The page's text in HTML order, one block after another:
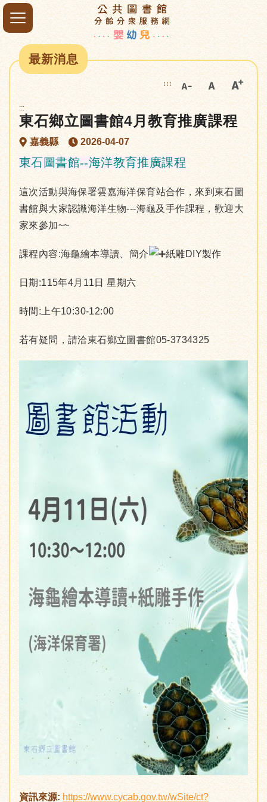
最新消息
:::
:::
東石鄉立圖書館4月教育推廣課程
嘉義縣 2026-04-07
東石圖書館--海洋教育推廣課程
這次活動與海保署雲嘉海洋保育站合作，來到東石圖
書館與大家認識海洋生物---海龜及手作課程，歡迎大
家來參加~~
課程內容:海龜繪本導讀、簡介 紙雕DIY製作
日期:115年4月11日 星期六
時間:上午10:30-12:00
若有疑問，請洽東石鄉立圖書館05-3734325
資訊來源: https://www.cycab.gov.tw/wSite/ct?